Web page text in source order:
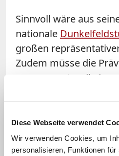
Diese Webseite verwendet
Wir verwenden Cookies, um
personalisieren, Funktionen
Sinnvoll wäre aus
nationale
großen
Zudem müsse die
genauer unter die
werden. Ohne
Fall kann sie von
Feigenblatt
notwendige